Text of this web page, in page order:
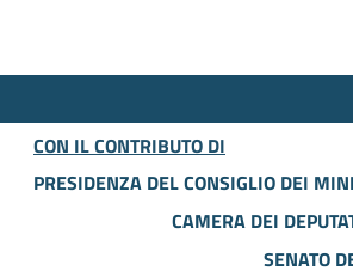
CON IL CONTRIBUTO DI
PRESIDENZA DEL CONSIGLIO DEI
CAMERA DEI
SENATO